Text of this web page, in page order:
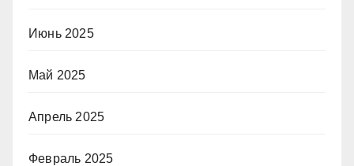
Июнь 2025
Май 2025
Апрель 2025
Февраль 2025